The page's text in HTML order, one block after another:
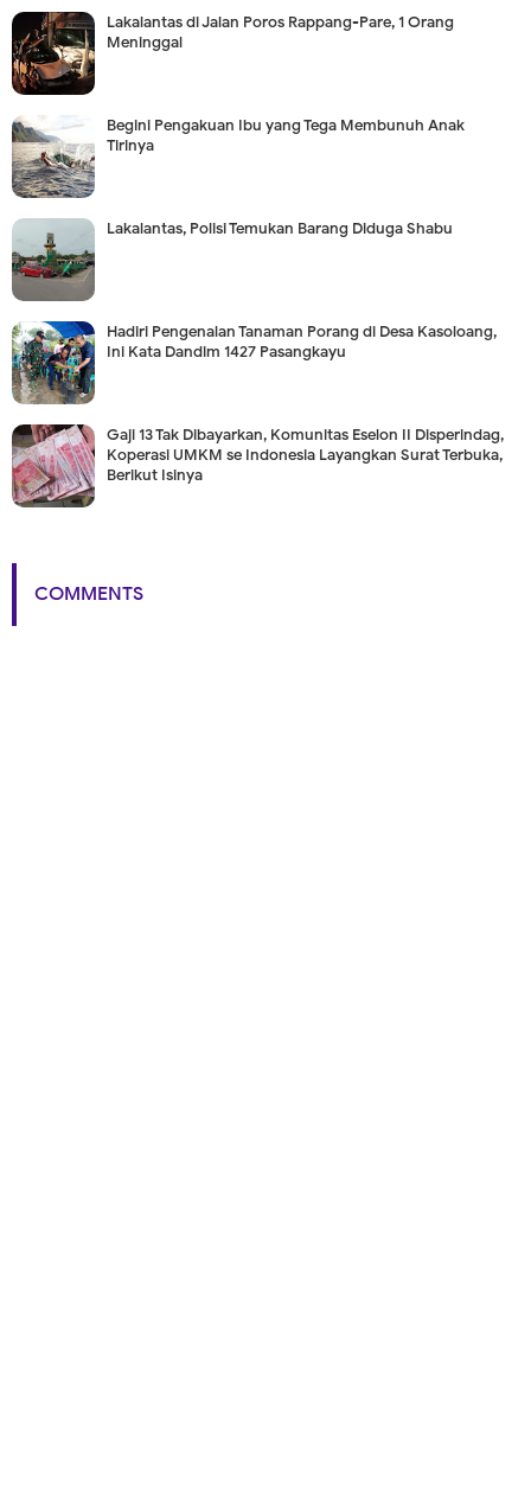
Lakalantas di Jalan Poros Rappang-Pare, 1 Orang
Meninggal
Begini Pengakuan Ibu yang Tega Membunuh Anak
Tirinya
Lakalantas, Polisi Temukan Barang Diduga Shabu
Hadiri Pengenalan Tanaman Porang di Desa Kasoloang,
Ini Kata Dandim 1427 Pasangkayu
Gaji 13 Tak Dibayarkan, Komunitas Eselon II Disperindag,
Koperasi UMKM se Indonesia Layangkan Surat Terbuka,
Berikut Isinya
COMMENTS